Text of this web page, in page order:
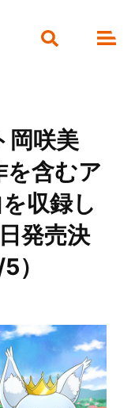
岡咲美
を含むア
収録し
発売決
）